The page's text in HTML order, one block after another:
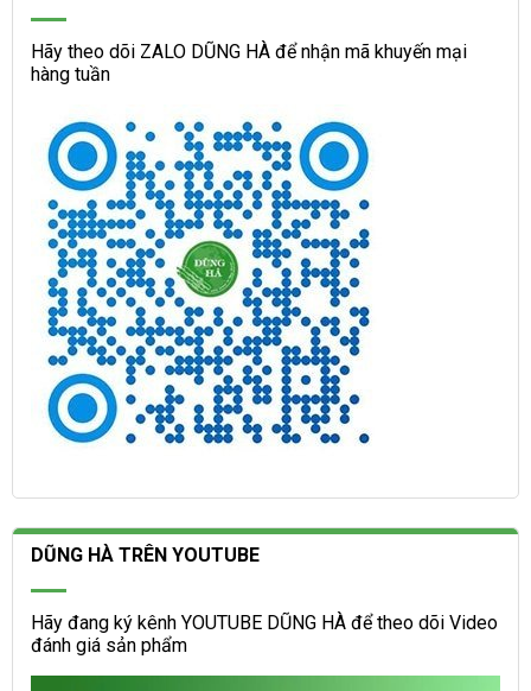
Hãy theo dõi ZALO DŨNG HÀ để nhận mã khuyến mại
hàng tuần
DŨNG HÀ TRÊN YOUTUBE
Hãy đang ký kênh YOUTUBE DŨNG HÀ để theo dõi Video
đánh giá sản phẩm